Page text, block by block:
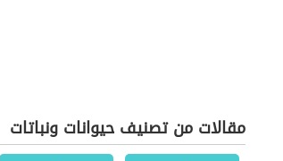
مقالات من تصنيف حيوانات ونباتات